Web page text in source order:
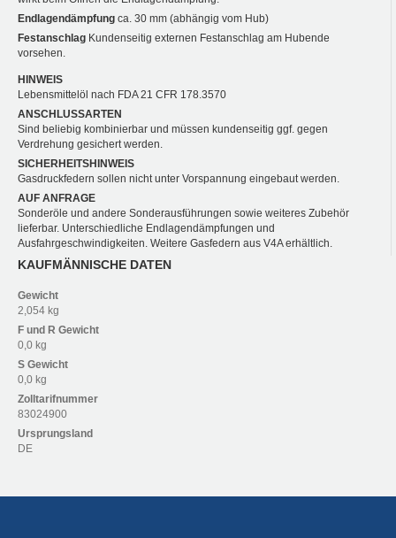
Endlagendämpfung ca. 30 mm (abhängig vom Hub)
Festanschlag Kundenseitig externen Festanschlag am Hubende
vorsehen.
HINWEIS
Lebensmittelöl nach FDA 21 CFR 178.3570
ANSCHLUSSARTEN
Sind beliebig kombinierbar und müssen kundenseitig ggf. gegen
Verdrehung gesichert werden.
SICHERHEITSHINWEIS
Gasdruckfedern sollen nicht unter Vorspannung eingebaut werden.
AUF ANFRAGE
Sonderöle und andere Sonderausführungen sowie weiteres Zubehör
lieferbar. Unterschiedliche Endlagendämpfungen und
Ausfahrgeschwindigkeiten. Weitere Gasfedern aus V4A erhältlich.
KAUFMÄNNISCHE DATEN
Gewicht
2,054 kg
F und R Gewicht
0,0 kg
S Gewicht
0,0 kg
Zolltarifnummer
83024900
Ursprungsland
DE